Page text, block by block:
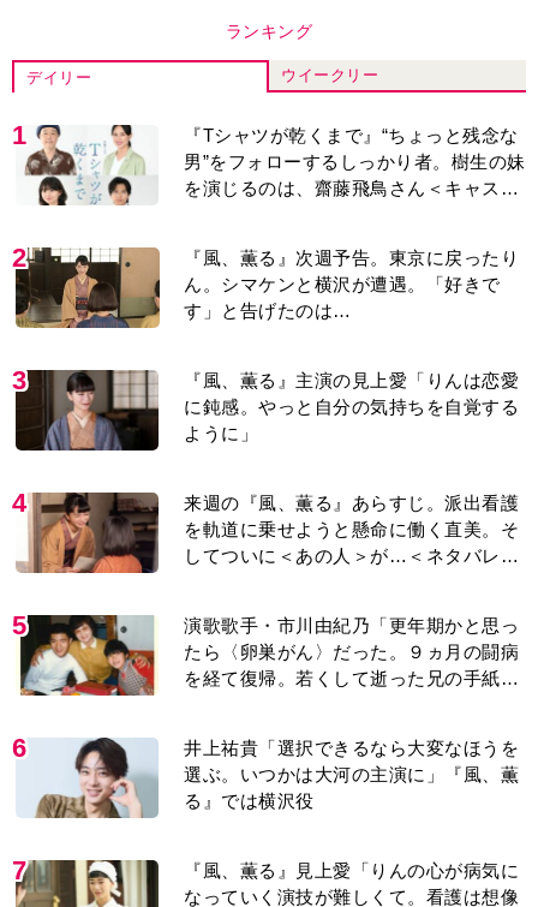
ランキング
デイリー ウイークリー
1
『Tシャツが乾くまで』“ちょっと残念な
男”をフォローするしっかり者。樹生の妹
を演じるのは、齋藤飛鳥さん＜キャスト
2
『風、薫る』次週予告。東京に戻ったり
ん。シマケンと横沢が遭遇。「好きで
す」と告げたのは…
3
『風、薫る』主演の見上愛「りんは恋愛
に鈍感。やっと自分の気持ちを自覚する
ように」
4
来週の『風、薫る』あらすじ。派出看護
を軌道に乗せようと懸命に働く直美。そ
してついに＜あの人＞が…＜ネタバレあ
5
演歌歌手・市川由紀乃「更年期かと思っ
たら〈卵巣がん〉だった。９ヵ月の闘病
を経て復帰。若くして逝った兄の手紙を
6
井上祐貴「選択できるなら大変なほうを
選ぶ。いつかは大河の主演に」『風、薫
る』では横沢役
7
『風、薫る』見上愛「りんの心が病気に
なっていく演技が難しくて。看護は想像